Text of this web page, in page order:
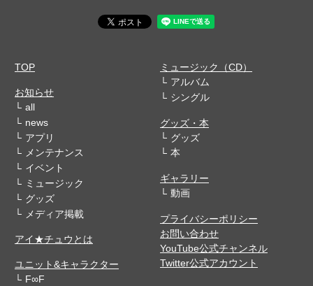
TOP
お知らせ
all
news
アプリ
メンテナンス
イベント
ミュージック
グッズ
メディア掲載
アイ★チュウとは
ユニット&キャラクター
F∞F
ミュージック（CD）
アルバム
シングル
グッズ・本
グッズ
本
ギャラリー
動画
プライバシーポリシー
お問い合わせ
YouTube公式チャンネル
Twitter公式アカウント